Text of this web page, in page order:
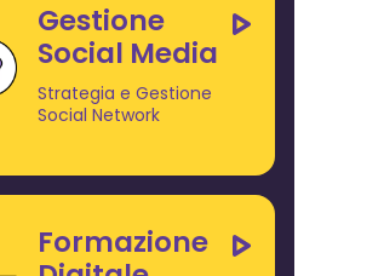
Gestione
Social Media
Strategia e Gestione
Social Network
Formazione